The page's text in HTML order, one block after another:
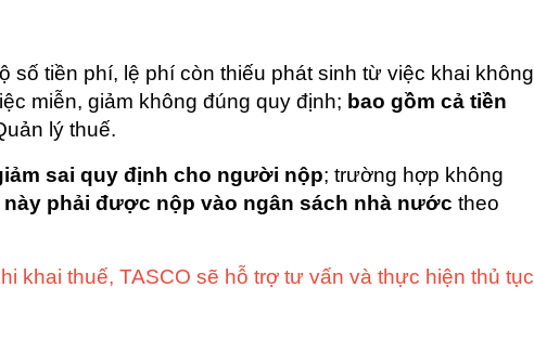
số tiền phí, lệ phí còn thiếu phát sinh từ việc khai không
miễn, giảm không đúng quy định; bao gồm cả tiền
lý thuế.
sai quy định cho người nộp; trường hợp không
phải được nộp vào ngân sách nhà nước theo
khai thuế, TASCO sẽ hỗ trợ tư vấn và thực hiện thủ tục